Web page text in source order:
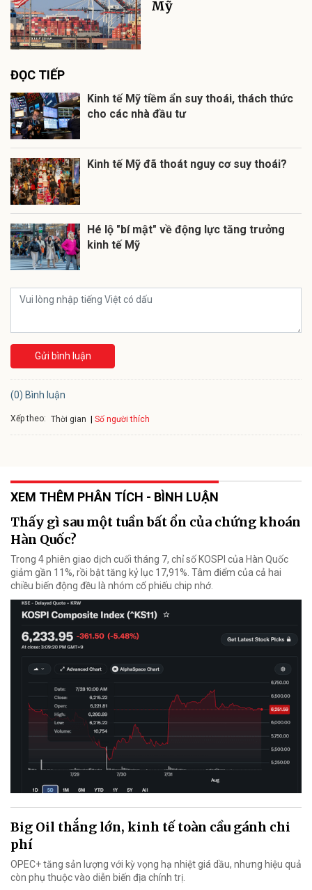
Mỹ
ĐỌC TIẾP
Kinh tế Mỹ tiềm ẩn suy thoái, thách thức
cho các nhà đầu tư
Kinh tế Mỹ đã thoát nguy cơ suy thoái?
Hé lộ "bí mật" về động lực tăng trưởng
kinh tế Mỹ
Gửi bình luận
(0) Bình luận
Xếp theo: Thời gian Số người thích
XEM THÊM PHÂN TÍCH - BÌNH LUẬN
Thấy gì sau một tuần bất ổn của chứng khoán
Hàn Quốc?
Trong 4 phiên giao dịch cuối tháng 7, chỉ số KOSPI của Hàn Quốc
giảm gần 11%, rồi bật tăng kỷ lục 17,91%. Tâm điểm của cả hai
chiều biến động đều là nhóm cổ phiếu chip nhớ.
Big Oil thắng lớn, kinh tế toàn cầu gánh chi
phí
OPEC+ tăng sản lượng với kỳ vọng hạ nhiệt giá dầu, nhưng hiệu quả
còn phụ thuộc vào diễn biến địa chính trị.